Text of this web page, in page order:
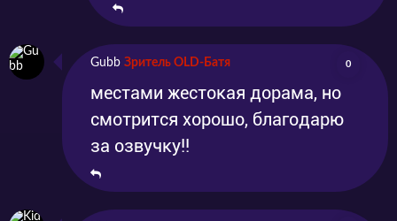
Gubb Зритель OLD-Батя 0
местами жестокая дорама, но
смотрится хорошо, благодарю
за озвучку!!